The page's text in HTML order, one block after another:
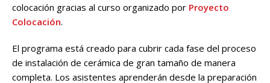
colocación gracias al curso organizado por Proyecto
Colocación.
El programa está creado para cubrir cada fase del proceso
de instalación de cerámica de gran tamaño de manera
completa. Los asistentes aprenderán desde la preparación